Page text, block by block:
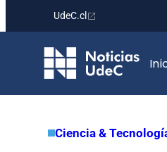
contenido
UdeC.cl
Ciencia &